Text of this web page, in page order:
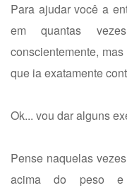
Para ajudar você a
em quantas
conscientemente,
que ia exatamente
Ok... vou dar alguns
Pense naquelas
acima do peso e